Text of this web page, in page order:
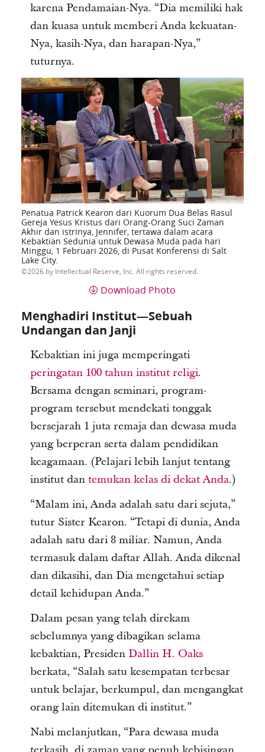
karena Pendamaian-Nya. “Dia memiliki hak
dan kuasa untuk memberi Anda kekuatan-
Nya, kasih-Nya, dan harapan-Nya,”
tuturnya.
Penatua Patrick Kearon dari Kuorum Dua Belas Rasul
Gereja Yesus Kristus dari Orang-Orang Suci Zaman
Akhir dan istrinya, Jennifer, tertawa dalam acara
Kebaktian Sedunia untuk Dewasa Muda pada hari
Minggu, 1 Februari 2026, di Pusat Konferensi di Salt
Lake City.
2026 by Intellectual Reserve, Inc. All rights reserved.
Download Photo
Menghadiri Institut—Sebuah
Undangan dan Janji
Kebaktian ini juga memperingati
peringatan 100 tahun institut religi.
Bersama dengan seminari, program-
program tersebut mendekati tonggak
bersejarah 1 juta remaja dan dewasa muda
yang berperan serta dalam pendidikan
keagamaan. (Pelajari lebih lanjut tentang
institut dan temukan kelas di dekat Anda.)
“Malam ini, Anda adalah satu dari sejuta,”
tutur Sister Kearon. “Tetapi di dunia, Anda
adalah satu dari 8 miliar. Namun, Anda
termasuk dalam daftar Allah. Anda dikenal
dan dikasihi, dan Dia mengetahui setiap
detail kehidupan Anda.”
Dalam pesan yang telah direkam
sebelumnya yang dibagikan selama
kebaktian, Presiden Dallin H. Oaks
berkata, “Salah satu kesempatan terbesar
untuk belajar, berkumpul, dan mengangkat
orang lain ditemukan di institut.”
Nabi melanjutkan, “Para dewasa muda